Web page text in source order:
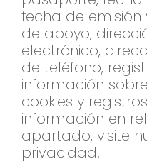
fecha de
de apoyo,
electrónico,
de teléfono,
información
cookies y
información en
apartado, visite
privacidad.